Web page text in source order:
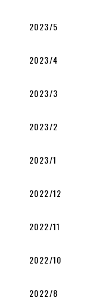
2023/5
2023/4
2023/3
2023/2
2023/1
2022/12
2022/11
2022/10
2022/8